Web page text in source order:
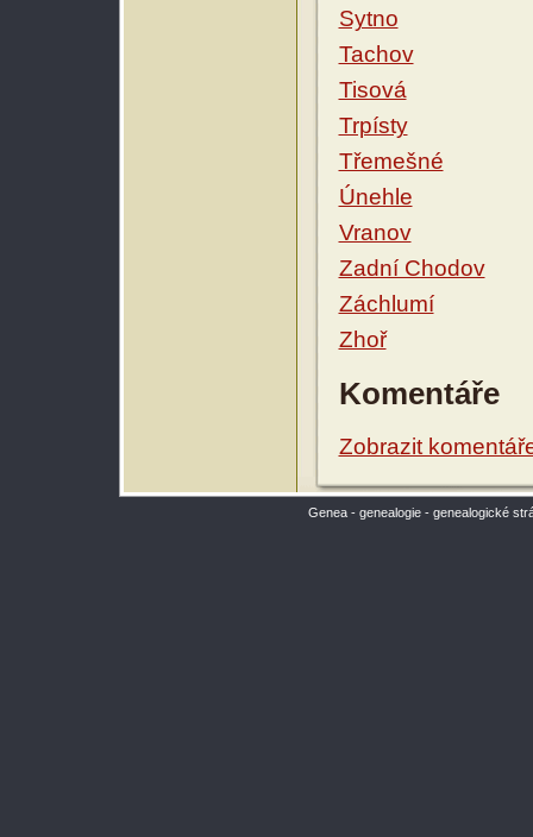
Sytno
Tachov
Tisová
Trpísty
Třemešné
Únehle
Vranov
Zadní Chodov
Záchlumí
Zhoř
Komentáře
Zobrazit
Genea - genealogie - genealogické